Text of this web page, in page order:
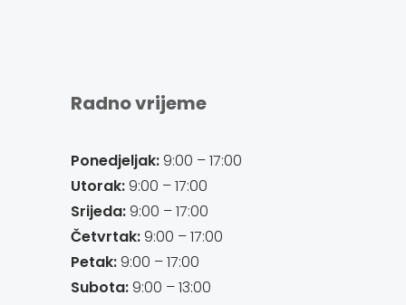
Radno vrijeme
Ponedjeljak:9:00 – 17:00
Utorak:9:00 – 17:00
Srijeda:9:00 – 17:00
Četvrtak:9:00 – 17:00
Petak:9:00 – 17:00
Subota:9:00 – 13:00